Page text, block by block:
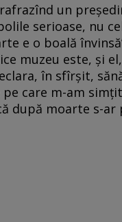
un
serioase, nu
e o boală
muzeu este, și
în sfîrșit,
care m-am
după moarte s-